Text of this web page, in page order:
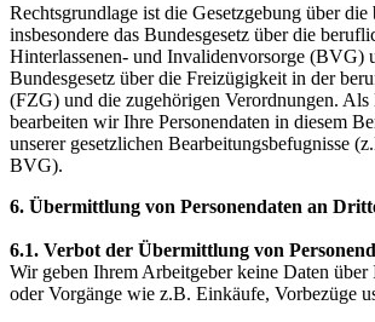
Rechtsgrundlage ist die Gesetzgebung über
insbesondere das Bundesgesetz über die
Hinterlassenen- und Invalidenvorsorge (BVG)
Bundesgesetz über die Freizügigkeit in der
(FZG) und die zugehörigen Verordnungen. Als
bearbeiten wir Ihre Personendaten in diesem
unserer gesetzlichen Bearbeitungsbefugnisse
BVG).
6. Übermittlung von Personendaten an
6.1. Verbot der Übermittlung von
Wir geben Ihrem Arbeitgeber keine Daten über
oder Vorgänge wie z.B. Einkäufe, Vorbezüge